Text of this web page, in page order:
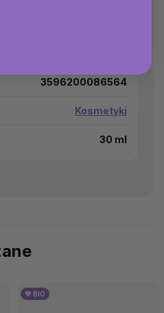
3596200086564
Kosmetyki
30 ml
💚 BIO